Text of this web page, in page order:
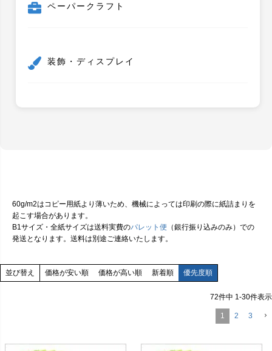
ペーパークラフト
装飾・ディスプレイ
60g/m2はコピー用紙より薄いため、機械によっては印刷の際に紙詰まりを
起こす場合があります。
B1サイズ・全紙サイズは送料実費のパレット便 （銀行振り込みのみ）での
発送となります。送料は別途ご連絡いたします。
並び替え 価格が安い順 価格が高い順 新着順 優先度順
72件中 1-30件表示
1 2 3